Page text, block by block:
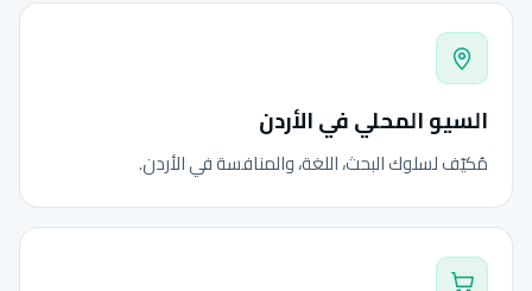
السيو المحلي في الأردن
مُكيّف لسلوك البحث، اللغة، والمنافسة في الأردن.